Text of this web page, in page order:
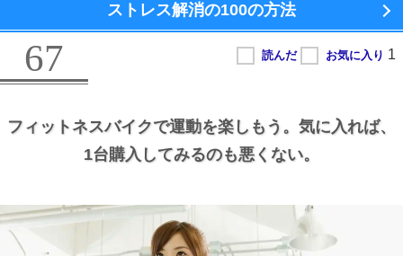
ストレス解消の100の方法
67
フィットネスバイクで運動を楽しもう。 気に入れば、
1台購入してみるのも悪くない。